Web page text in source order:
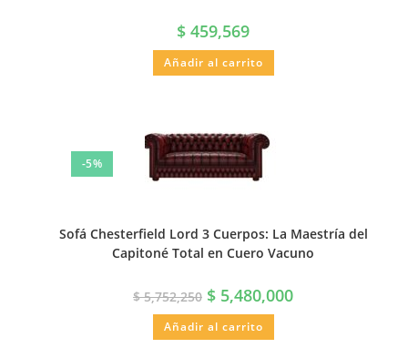
$ 459,569
Añadir al carrito
-5%
Sofá Chesterfield Lord 3 Cuerpos: La Maestría del
Capitoné Total en Cuero Vacuno
$5,752,250 $ 5,480,000
Añadir al carrito